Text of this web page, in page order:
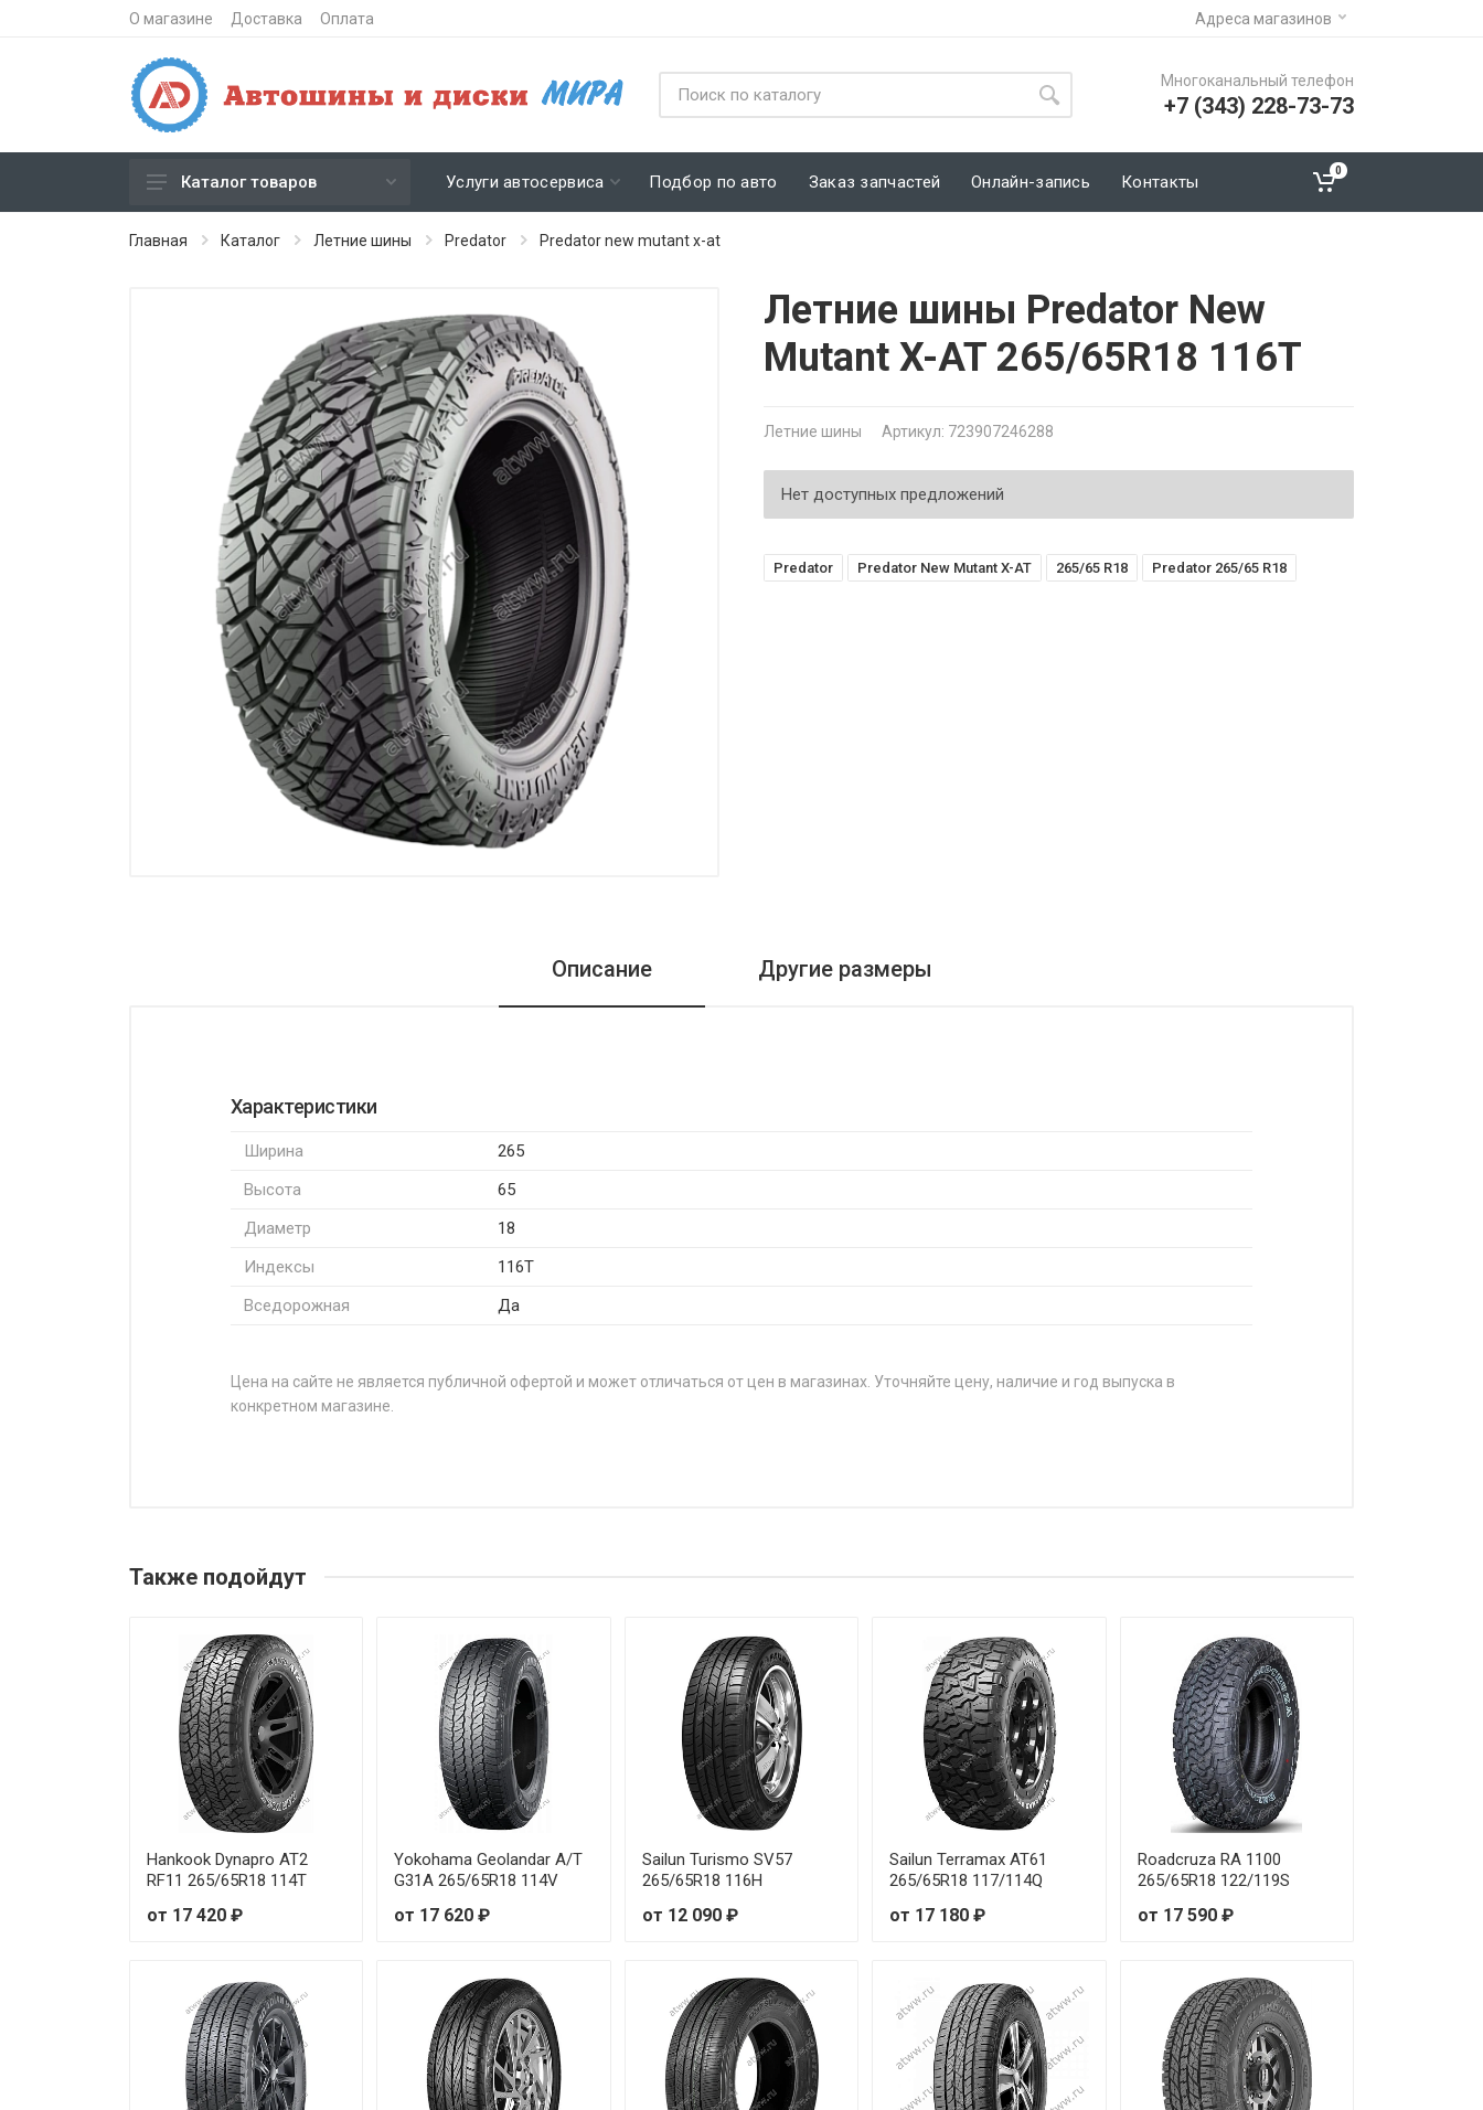
О магазине Доставка Оплата Адреса магазинов
Многоканальный телефон
+7 (343) 228-73-73
Зимние шипованные шины
Штампованные диски
Кованые диски
Каталог товаров Услуги автосервиса Подбор по авто Заказ запчастей Онлайн-запись Контакты
0
Главная Каталог Летние шины Predator Predator new mutant x-at
Летние шины Predator New
Mutant X-AT 265/65R18 116T
Летние шины Артикул: 723907246288
Нет доступных предложений
Predator Predator New Mutant X-AT 265/65 R18 Predator 265/65 R18
Описание Другие размеры
Характеристики
Ширина
265
Высота
65
Диаметр
18
Индексы
116T
Вседорожная
Да
Цена на сайте не является публичной офертой и может отличаться от цен в магазинах. Уточняйте цену, наличие и год выпуска в
конкретном магазине.
Predator New Mutant X-AT 245/70R16 111T
Predator New Mutant X-AT 265/50R20 111H
Predator New Mutant X-AT 265/60R18 114T
Predator New Mutant X-AT 265/65R17 112T
Predator New Mutant X-AT 265/70R17 115S
Predator New Mutant X-AT 265/75R16 116T
Predator New Mutant X-AT 275/55R20 117T
Predator New Mutant X-AT 275/65R18 116T
Predator New Mutant X-AT 33/12,5R20 114Q
Также подойдут
Hankook Dynapro AT2
RF11 265/65R18 114T
от 17 420 ₽
Yokohama Geolandar A/T
G31A 265/65R18 114V
от 17 620 ₽
Sailun Turismo SV57
265/65R18 116H
от 12 090 ₽
Sailun Terramax AT61
265/65R18 117/114Q
от 17 180 ₽
Roadcruza RA 1100
265/65R18 122/119S
от 17 590 ₽